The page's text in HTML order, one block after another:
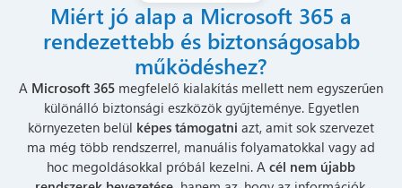
Miért jó alap a Microsoft 365 a
rendezettebb és biztonságosabb
működéshez?
A Microsoft 365 megfelelő kialakítás mellett nem egyszerűen
különálló biztonsági eszközök gyűjteménye. Egyetlen
környezeten belül képes támogatni azt, amit sok szervezet
ma még több rendszerrel, manuális folyamatokkal vagy ad
hoc megoldásokkal próbál kezelni. A cél nem újabb